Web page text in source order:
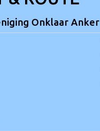
Onklaar Anker